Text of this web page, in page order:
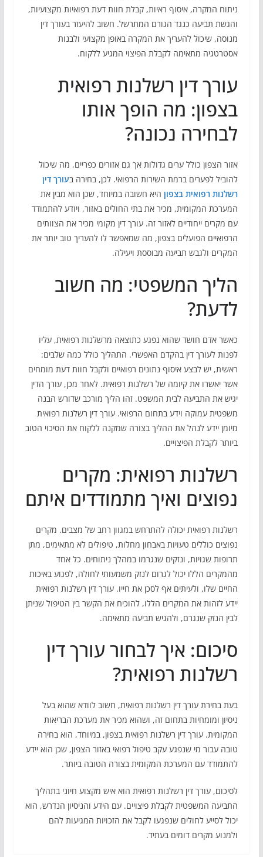
ניתוח המקרה, איסוף ראיות, קבלת חוות דעת רפואיות מקצועיות,
והגשת תביעה כנגד הגורם המתרשל. חשוב להיעזר בעורך דין
מנוסה, שיכול להעריך את המקרה באופן מקצועי ולבנות
אסטרטגיה מתאימה לקבלת הפיצוי המגיע ללקוח.
עורך דין רשלנות רפואית
בצפון: מה הופך אותו
לבחירה נכונה?
אזור הצפון כולל ערים גדולות אך גם אזורים כפריים, מה שיכול
להוביל לפערים ברמת השירות הרפואי. לכן, בחירה בעורך דין
רשלנות רפואית בצפוןהיא חשובה במיוחד, שכן הוא מבין את
המערכת המקומית, מכיר את בתי החולים באזור, ויודע להתמודד
עם מקרים ייחודיים לאזור זה. עורך דין מקומי מכיר את הצוותים
הרפואיים הפועלים בצפון, מה שמאפשר לו להעריך טוב יותר את
המקרים ולגבש תביעה מבוססת ויעילה.
הליך המשפטי: מה חשוב
לדעת?
כאשר אדם חושד שהוא נפגע כתוצאה מרשלנות רפואית, עליו
לפנות לעורך דין בהקדם האפשרי. התהליך כולל כמה שלבים:
ראשית, יש לבצע איסוף נתונים רפואיים ולקבל חוות דעת מומחים
אשר יאשרו את קיומה של רשלנות רפואית. לאחר מכן, עורך הדין
יגיש את התביעה לבית המשפט. זהו הליך מורכב שדורש הבנה
משפטית עמוקה וידע בתחום הרפואי. עורך דין רשלנות רפואית
מיומן יידע לנהל את ההליך בצורה שמקנה ללקוח את הסיכוי הטוב
ביותר לקבלת הפיצויים.
רשלנות רפואית: מקרים
נפוצים ואיך מתמודדים איתם
רשלנות רפואית יכולה להתרחש במגוון רחב של מצבים. מקרים
נפוצים כוללים טעויות באבחון מחלות, טיפולים לא מתאימים, מתן
תרופות שגויות, ונזקים שנגרמו במהלך ניתוחים. כל אחד
מהמקרים הללו יכול לגרום לנזק משמעותי לחולה, לפגוע באיכות
החיים שלו, ולעיתים אף לסכן את חייו. עורך דין רשלנות רפואית
יידע לזהות את המקרים הללו, להוכיח את הקשר בין הטיפול שניתן
לבין הנזק שנגרם, ולהגיש תביעה מתאימה.
סיכום: איך לבחור עורך דין
רשלנות רפואית?
בעת בחירת עורך דין רשלנות רפואית, חשוב לוודא שהוא בעל
ניסיון ומומחיות בתחום זה, ושהוא מכיר את מערכת הבריאות
המקומית. עורך דין רשלנות רפואית בצפון, במיוחד, הוא בחירה
טובה עבור מי שנפגע עקב טיפול רפואי באזור הצפון, שכן הוא יידע
להתמודד עם המערכת המקומית בצורה הטובה ביותר.
לסיכום, עורך דין רשלנות רפואית הוא איש מקצוע חיוני בתהליך
התביעה המשפטית לקבלת פיצויים. עם הידע והניסיון הנדרש, הוא
יכול לסייע לחולים שנפגעו לקבל את הזכויות המגיעות להם
ולמנוע מקרים דומים בעתיד.